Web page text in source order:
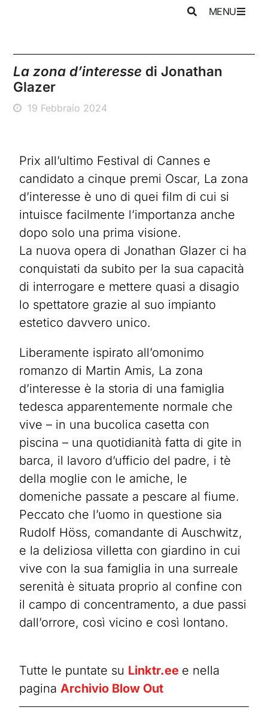
MENU
La zona d’interesse di Jonathan
Glazer
19 Febbraio 2024
Prix all’ultimo Festival di Cannes e
candidato a cinque premi Oscar, La zona
d’interesse è uno di quei film di cui si
intuisce facilmente l’importanza anche
dopo solo una prima visione.
La nuova opera di Jonathan Glazer ci ha
conquistati da subito per la sua capacità
di interrogare e mettere quasi a disagio
lo spettatore grazie al suo impianto
estetico davvero unico.
Liberamente ispirato all’omonimo
romanzo di Martin Amis, La zona
d’interesse è la storia di una famiglia
tedesca apparentemente normale che
vive – in una bucolica casetta con
piscina – una quotidianità fatta di gite in
barca, il lavoro d’ufficio del padre, i tè
della moglie con le amiche, le
domeniche passate a pescare al fiume.
Peccato che l’uomo in questione sia
Rudolf Höss, comandante di Auschwitz,
e la deliziosa villetta con giardino in cui
vive con la sua famiglia in una surreale
serenità è situata proprio al confine con
il campo di concentramento, a due passi
dall’orrore, così vicino e così lontano.
Tutte le puntate su Linktr.ee e nella
paginaArchivio Blow Out